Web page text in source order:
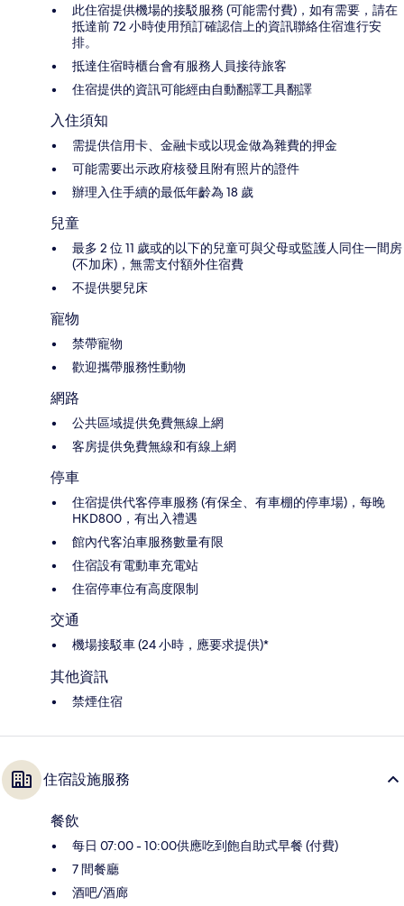
此住宿提供機場的接駁服務 (可能需付費)，如有需要，請在
抵達前 72 小時使用預訂確認信上的資訊聯絡住宿進行安
排。
抵達住宿時櫃台會有服務人員接待旅客
住宿提供的資訊可能經由自動翻譯工具翻譯
入住須知
需提供信用卡、金融卡或以現金做為雜費的押金
可能需要出示政府核發且附有照片的證件
辦理入住手續的最低年齡為 18 歲
兒童
最多 2 位 11 歲或的以下的兒童可與父母或監護人同住一間房
(不加床)，無需支付額外住宿費
不提供嬰兒床
寵物
禁帶寵物
歡迎攜帶服務性動物
網路
公共區域提供免費無線上網
客房提供免費無線和有線上網
停車
住宿提供代客停車服務 (有保全、有車棚的停車場)，每晚
HKD800，有出入禮遇
館內代客泊車服務數量有限
住宿設有電動車充電站
住宿停車位有高度限制
交通
機場接駁車 (24 小時，應要求提供)*
其他資訊
禁煙住宿
住宿設施服務
餐飲
每日 07:00 - 10:00供應吃到飽自助式早餐 (付費)
7 間餐廳
酒吧/酒廊